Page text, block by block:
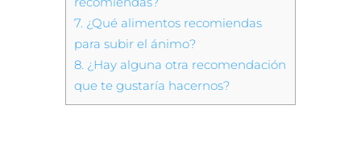
7. ¿Qué alimentos recomiendas
para subir el ánimo?
8. ¿Hay alguna otra recomendación
que te gustaría hacernos?